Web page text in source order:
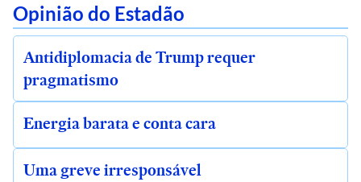
Opinião do Estadão
Antidiplomacia de Trump requer
pragmatismo
Energia barata e conta cara
Uma greve irresponsável